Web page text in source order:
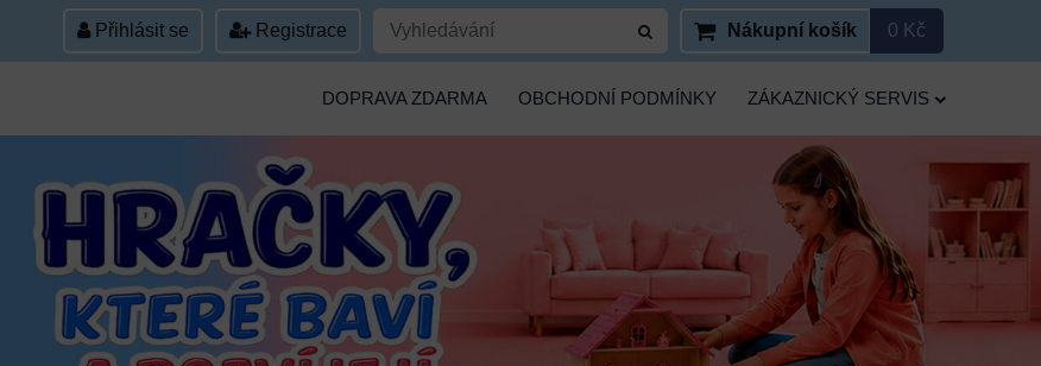
Přihlásit se Registrace Nákupní košík 0 Kč
DOPRAVA ZDARMA OBCHODNÍ PODMÍNKY ZÁKAZNICKÝ SERVIS